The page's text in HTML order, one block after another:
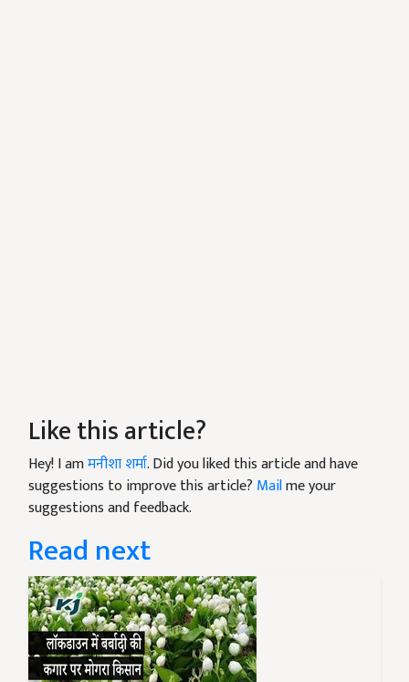
Like this article?
Hey! I amमनीशा शर्मा. Did you liked this article and have
suggestions to improve this article? Mailme your
suggestions and feedback.
Read next